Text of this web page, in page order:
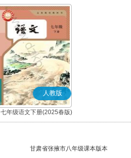
人教版
七年级语文下册(2025春版)
(部编版)
甘肃省张掖市八年级课本版本